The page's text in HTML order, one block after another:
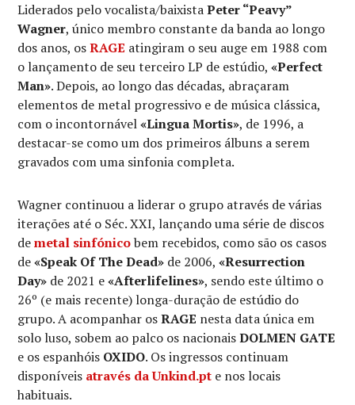
Liderados pelo vocalista/baixistaPeter “Peavy”
Wagner, único membro constante da banda ao longo
dos anos, osRAGE atingiram o seu auge em 1988 com
o lançamento de seu terceiro LP de estúdio,«Perfect
Man». Depois, ao longo das décadas, abraçaram
elementos de metal progressivo e de música clássica,
com o incontornável«Lingua Mortis», de 1996, a
destacar-se como um dos primeiros álbuns a serem
gravados com uma sinfonia completa.
Wagner continuou a liderar o grupo através de várias
iterações até o Séc. XXI, lançando uma série de discos
demetal sinfónicobem recebidos, como são os casos
de«Speak Of The Dead» de 2006,«Resurrection
Day» de 2021 e«Afterlifelines», sendo este último o
26º (e mais recente) longa-duração de estúdio do
grupo. A acompanhar osRAGE nesta data única em
solo luso, sobem ao palco os nacionaisDOLMEN GATE
e os espanhóis OXIDO. Os ingressos continuam
disponíveis através da Unkind.pt e nos locais
habituais.